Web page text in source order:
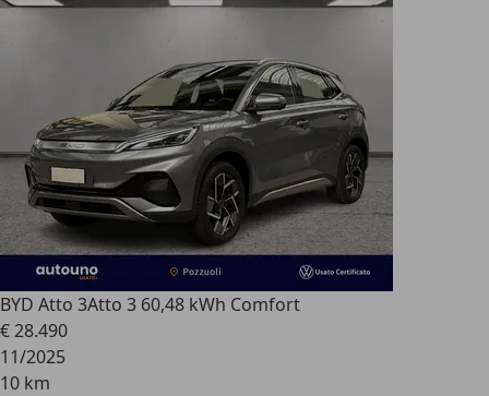
BYD Atto 3Atto 3 60,48 kWh Comfort
€ 28.490
11/2025
10 km